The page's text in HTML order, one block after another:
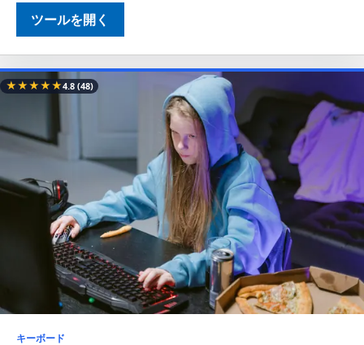
ツールを開く
★★★★★4.8(48)
キーボード